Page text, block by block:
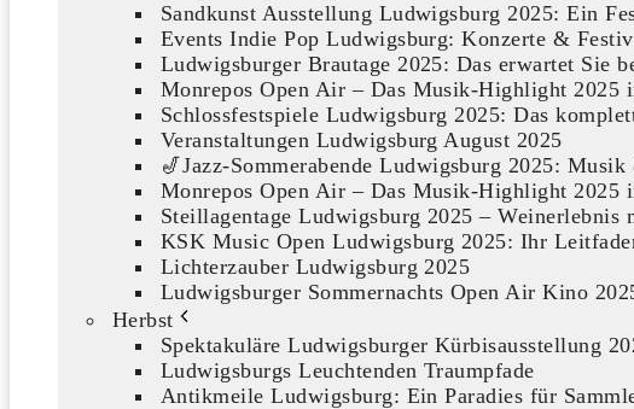
Sandkunst Ausstellung Ludwigsburg 2025: Ein
Events Indie Pop Ludwigsburg: Konzerte &
Ludwigsburger Brautage 2025: Das erwartet Sie
Monrepos Open Air – Das Musik-Highlight 2025
Schlossfestspiele Ludwigsburg 2025: Das
Veranstaltungen Ludwigsburg August 2025
🎷Jazz-Sommerabende Ludwigsburg 2025:
Monrepos Open Air – Das Musik-Highlight 2025
Steillagentage Ludwigsburg 2025 –
KSK Music Open Ludwigsburg 2025: Ihr
Lichterzauber Ludwigsburg 2025
Ludwigsburger Sommernachts Open Air Kino
Herbst
Spektakuläre Ludwigsburger Kürbisausstellung
Ludwigsburgs Leuchtenden Traumpfade
Antikmeile Ludwigsburg: Ein Paradies für